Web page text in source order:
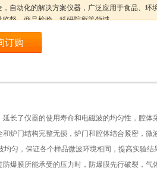
，自动化的解决方案仪器，广泛应用于食品、环
监督、商品检验、科研院所等领域。
订购
长了仪器的使用寿命和电磁波的均匀性，腔体
炉门结构完整无损，炉门和腔体结合紧密，微
匀，保证各个样品微波环境相同，提高实验结
爆膜所能承受的压力时，防爆膜先行破裂，气